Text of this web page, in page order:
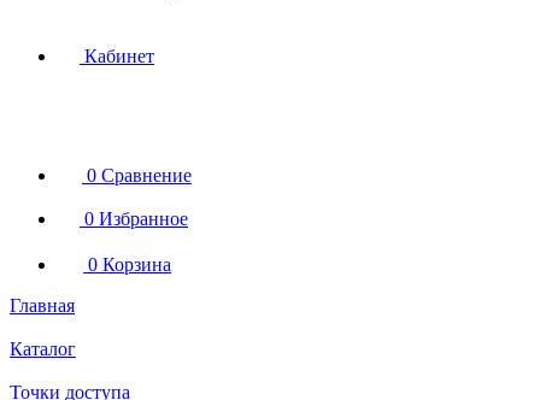
Кабинет
0 Сравнение
0 Избранное
0 Корзина
Главная
Каталог
Точки доступа